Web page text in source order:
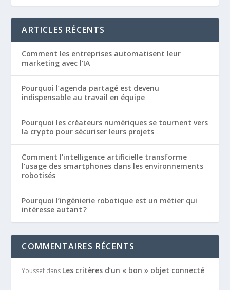
ARTICLES RÉCENTS
Comment les entreprises automatisent leur
marketing avec l’IA
Pourquoi l’agenda partagé est devenu
indispensable au travail en équipe
Pourquoi les créateurs numériques se tournent vers
la crypto pour sécuriser leurs projets
Comment l’intelligence artificielle transforme
l’usage des smartphones dans les environnements
robotisés
Pourquoi l’ingénierie robotique est un métier qui
intéresse autant ?
COMMENTAIRES RÉCENTS
Youssef dans Les critères d’un « bon » objet connecté